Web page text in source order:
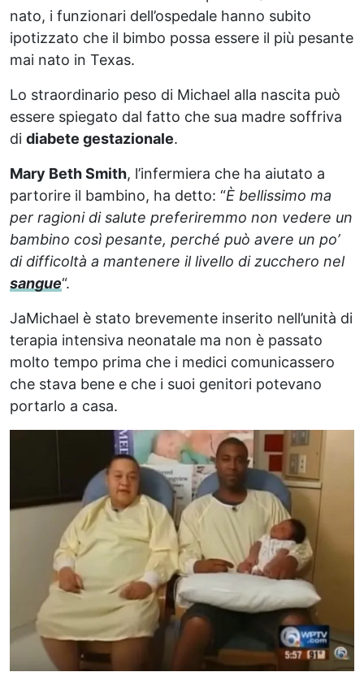
nato, i funzionari dell’ospedale hanno subito
ipotizzato che il bimbo possa essere il più pesante
mai nato in Texas.
Lo straordinario peso di Michael alla nascita può
essere spiegato dal fatto che sua madre soffriva
di diabete gestazionale.
Mary Beth Smith, l’infermiera che ha aiutato a
partorire il bambino, ha detto: “È bellissimo ma
per ragioni di salute preferiremmo non vedere un
bambino così pesante, perché può avere un po’
di difficoltà a mantenere il livello di zucchero nel
sangue“.
JaMichael è stato brevemente inserito nell’unità di
terapia intensiva neonatale ma non è passato
molto tempo prima che i medici comunicassero
che stava bene e che i suoi genitori potevano
portarlo a casa.